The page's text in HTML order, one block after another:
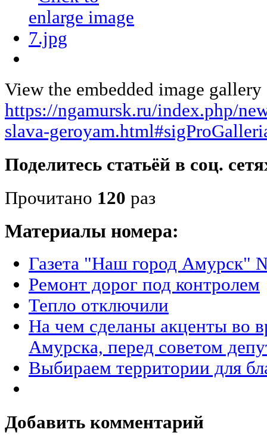
View the embedded image
https://ngamursk.ru/index.php/
slava-
Поделитесь статьёй в соц.
Прочитано 120 раз
Материалы номера:
Газета "Наш город Амурск"
Ремонт дорог под контролем
Тепло отключили
На чем сделаны акценты во
Амурска, перед советом
Выбираем территории для
Добавить комментарий